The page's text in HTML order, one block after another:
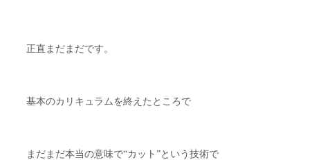
正直まだまだです。
基本のカリキュラムを終えたところで
まだまだ本当の意味で“カット”という技術で